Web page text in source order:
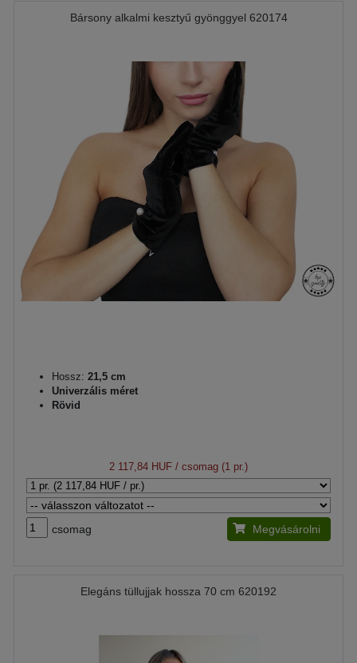
Bársony alkalmi kesztyű gyönggyel 620174
Hossz: 21,5 cm
Univerzális méret
Rövid
2 117,84 HUF / csomag (1 pr.)
csomag Megvásárolni
Elegáns tüllujjak hossza 70 cm 620192